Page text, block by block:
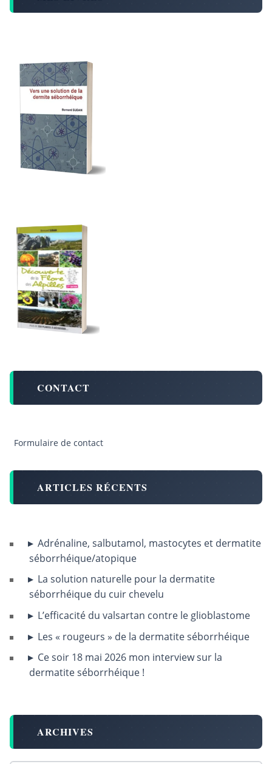
CONTACT
Formulaire de contact
ARTICLES RÉCENTS
Adrénaline, salbutamol, mastocytes et dermatite
séborrhéique/atopique
La solution naturelle pour la dermatite
séborrhéique du cuir chevelu
L’efficacité du valsartan contre le glioblastome
Les « rougeurs » de la dermatite séborrhéique
Ce soir 18 mai 2026 mon interview sur la
dermatite séborrhéique !
ARCHIVES